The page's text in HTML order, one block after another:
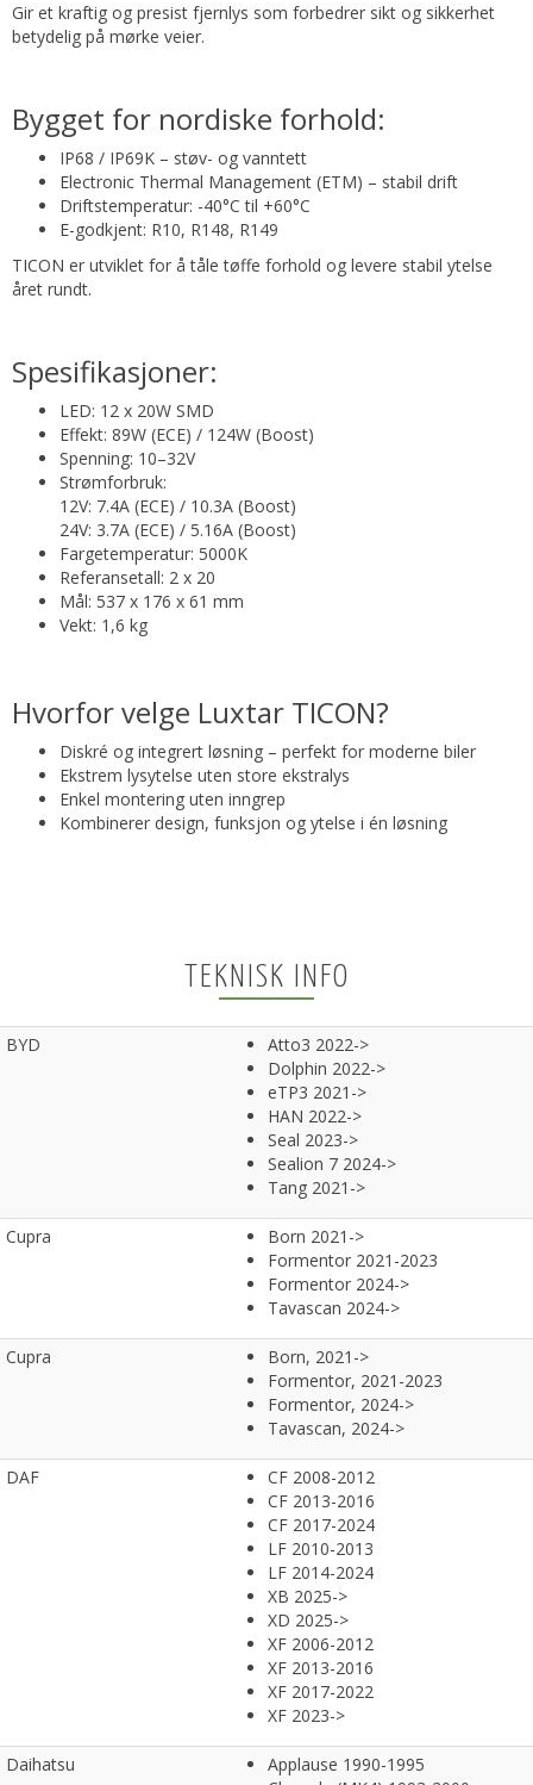
Gir et kraftig og presist fjernlys som forbedrer sikt og sikkerhet
betydelig på mørke veier.
Bygget for nordiske forhold:
IP68 / IP69K – støv- og vanntett
Electronic Thermal Management (ETM) – stabil drift
Driftstemperatur: -40°C til +60°C
E-godkjent: R10, R148, R149
TICON er utviklet for å tåle tøffe forhold og levere stabil ytelse
året rundt.
Spesifikasjoner:
LED: 12 x 20W SMD
Effekt: 89W (ECE) / 124W (Boost)
Spenning: 10–32V
Strømforbruk:
12V: 7.4A (ECE) / 10.3A (Boost)
24V: 3.7A (ECE) / 5.16A (Boost)
Fargetemperatur: 5000K
Referansetall: 2 x 20
Mål: 537 x 176 x 61 mm
Vekt: 1,6 kg
Hvorfor velge Luxtar TICON?
Diskré og integrert løsning – perfekt for moderne biler
Ekstrem lysytelse uten store ekstralys
Enkel montering uten inngrep
Kombinerer design, funksjon og ytelse i én løsning
TEKNISK INFO
BYD
Atto3 2022->
Dolphin 2022->
eTP3 2021->
HAN 2022->
Seal 2023->
Sealion 7 2024->
Tang 2021->
Cupra
Born 2021->
Formentor 2021-2023
Formentor 2024->
Tavascan 2024->
Cupra
Born, 2021->
Formentor, 2021-2023
Formentor, 2024->
Tavascan, 2024->
DAF
CF 2008-2012
CF 2013-2016
CF 2017-2024
LF 2010-2013
LF 2014-2024
XB 2025->
XD 2025->
XF 2006-2012
XF 2013-2016
XF 2017-2022
XF 2023->
Daihatsu
Applause 1990-1995